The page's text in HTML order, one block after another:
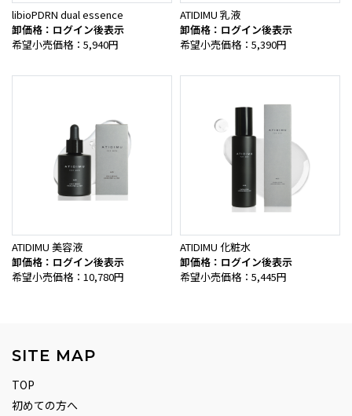
libioPDRN dual essence
卸価格：ログイン後表示
希望小売価格：5,940円
ATIDIMU 乳液
卸価格：ログイン後表示
希望小売価格：5,390円
ATIDIMU 美容液
卸価格：ログイン後表示
希望小売価格：10,780円
ATIDIMU 化粧水
卸価格：ログイン後表示
希望小売価格：5,445円
SITE MAP
TOP
初めての方へ